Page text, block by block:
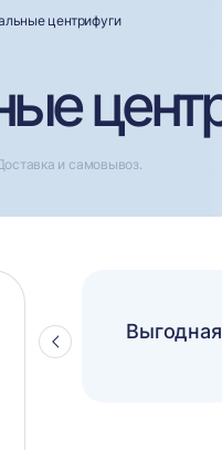
центрифуги
и самовывоз.
Стрелка